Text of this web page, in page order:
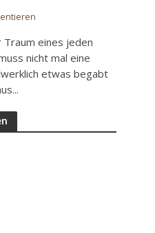
Traum eines jeden
nicht mal eine
etwas begabt